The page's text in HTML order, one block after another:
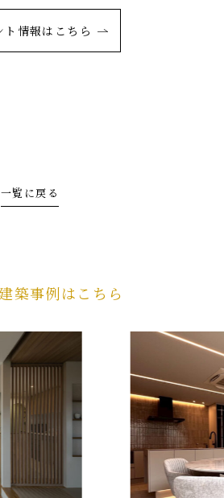
ト情報はこちら
一覧に戻る
築事例はこちら